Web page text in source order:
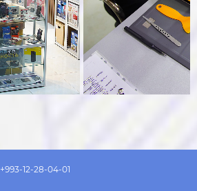
+993-12-28-04-01